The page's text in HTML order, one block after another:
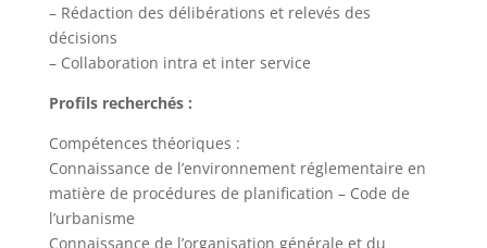
– Rédaction des délibérations et relevés des
décisions
– Collaboration intra et inter service
Profils recherchés :
Compétences théoriques :
Connaissance de l’environnement réglementaire en
matière de procédures de planification – Code de
l’urbanisme
Connaissance de l’organisation générale et du